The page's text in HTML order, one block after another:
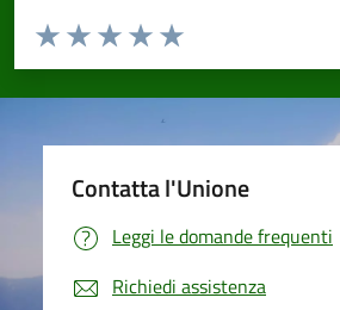
Valuta da 1 a 5 stelle la pagina
Valuta 5 stelle su 5
Valuta 4 stelle su 5
Valuta 3 stelle su 5
Valuta 2 stelle su 5
Valuta 1 stelle su 5
Contatta l'Unione
Leggi le domande frequenti
Richiedi assistenza